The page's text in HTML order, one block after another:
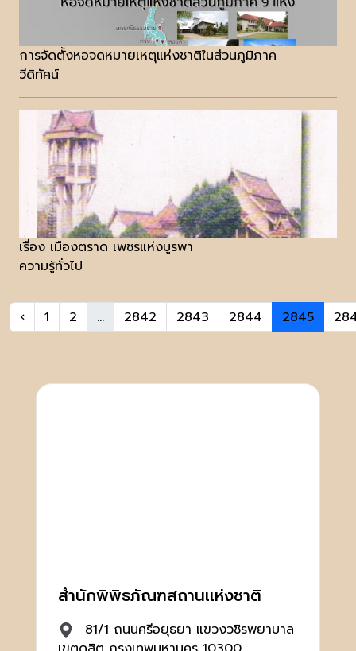
การจัดตั้งหอจดหมายเหตุแห่งชาติในส่วนภูมิภาค
วีดิทัศน์
เรื่อง เมืองตราด เพชรแห่งบูรพา
ความรู้ทั่วไป
‹ 1 2 ... 2842 2843 2844 2845
สำนักพิพิธภัณฑสถานเเห่งชาติ
81/1 ถนนศรีอยุธยา แขวงวชิรพยาบาล